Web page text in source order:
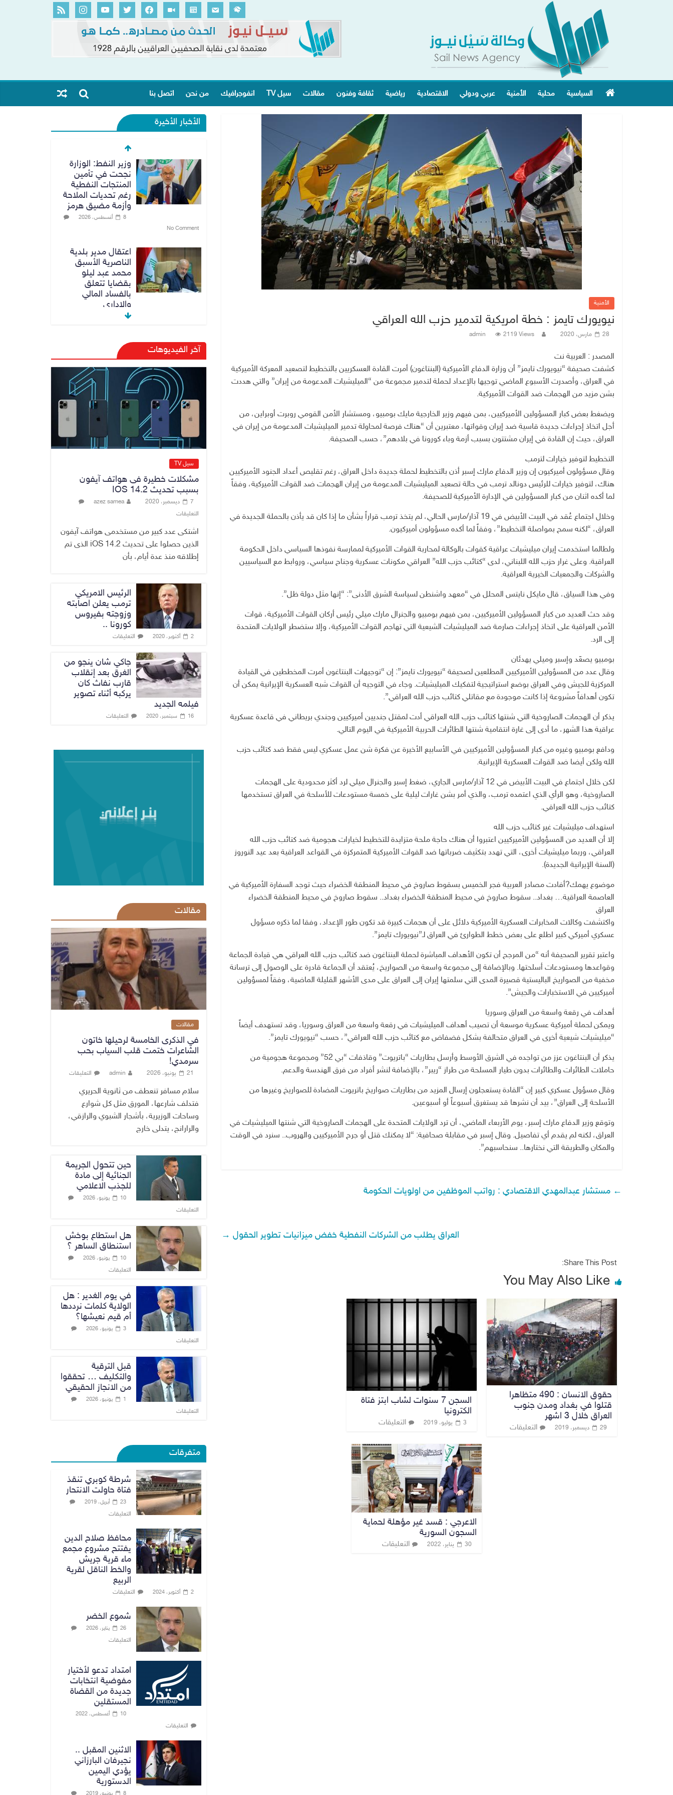
السياسية محلية الأمنية عربي ودولي الاقتصادية رياضية ثقافة وفنون مقالات سيل TV انفوجرافيك من نحن اتصل بنا
الأمنية
نيويورك تايمز : خطة امريكية لتدمير حزب الله العراقي
28 مارس، 2020 admin 2119 Views
المصدر : العربية نت
كشفت صحيفة “نيويورك تايمز” أن وزارة الدفاع الأميركية (البنتاغون) أمرت القادة العسكريين بالتخطيط لتصعيد المعركة الأميركية
في العراق، وأصدرت الأسبوع الماضي توجيها بالإعداد لحملة لتدمير مجموعة من “الميليشيات المدعومة من إيران” والتي هددت
بشن مزيد من الهجمات ضد القوات الأميركية.
ويضغط بعض كبار المسؤولين الأميركيين، بمن فيهم وزير الخارجية مايك بومبيو، ومستشار الأمن القومي روبرت أوبراين، من
أجل اتخاذ إجراءات جديدة قاسية ضد إيران وقواتها، معتبرين أن “هناك فرصة لمحاولة تدمير الميليشيات المدعومة من إيران في
العراق، حيث إن القادة في إيران مشتتون بسبب أزمة وباء كورونا في بلادهم”، حسب الصحيفة.
التخطيط لتوفير خيارات لترمب
وقال مسؤولون أميركيون إن وزير الدفاع مارك إسبر أذن بالتخطيط لحملة جديدة داخل العراق، رغم تقليص أعداد الجنود الأميركيين
هناك، لتوفير خيارات للرئيس دونالد ترمب في حالة تصعيد الميليشيات المدعومة من إيران الهجمات ضد القوات الأميركية، وفقاً
لما أكده اثنان من كبار المسؤولين في الإدارة الأميركية للصحيفة.
وخلال اجتماع عُقد في البيت الأبيض في 19 آذار/مارس الحالي، لم يتخذ ترمب قراراً بشأن ما إذا كان قد يأذن بالحملة الجديدة في
العراق، “لكنه سمح بمواصلة التخطيط”، وفقاً لما أكده مسؤولون أميركيون.
ولطالما استخدمت إيران ميليشيات عراقية كقوات بالوكالة لمحاربة القوات الأميركية لممارسة نفوذها السياسي داخل الحكومة
العراقية. وعلى غرار حزب الله اللبناني، لدى “كتائب حزب الله” العراقي مكونات عسكرية وجناح سياسي، وروابط مع السياسيين
والشركات والجمعيات الخيرية العراقية.
وفي هذا السياق، قال مايكل نايتس المحلل في “معهد واشنطن لسياسة الشرق الأدنى”: “إنها مثل دولة ظل”.
وقد حث العديد من كبار المسؤولين الأميركيين، بمن فيهم بومبيو والجنرال مارك ميلي رئيس أركان القوات الأميركية، قوات
الأمن العراقية على اتخاذ إجراءات صارمة ضد الميليشيات الشيعية التي تهاجم القوات الأميركية، وإلا ستضطر الولايات المتحدة
إلى الرد.
بومبيو يصعّد وإسبر وميلي يهدئان
وقال عدد من المسؤولين الأميركيين المطلعين لصحيفة “نيويورك تايمز”: إن “توجيهات البنتاغون أمرت المخططين في القيادة
المركزية للجيش وفي العراق بوضع استراتيجية لتفكيك الميليشيات. وجاء في التوجيه أن القوات شبه العسكرية الإيرانية يمكن أن
تكون أهدافاً مشروعة إذا كانت موجودة مع مقاتلي كتائب حزب الله العراقي”.
يذكر أن الهجمات الصاروخية التي شنتها كتائب حزب الله العراقي أدت لمقتل جنديين أميركيين وجندي بريطاني في قاعدة عسكرية
عراقية هذا الشهر، ما أدى إلى غارة انتقامية شنتها الطائرات الحربية الأميركية في اليوم التالي.
ودافع بومبيو وغيره من كبار المسؤولين الأميركيين في الأسابيع الأخيرة عن فكرة شن عمل عسكري ليس فقط ضد كتائب حزب
الله ولكن أيضا ضد القوات العسكرية الإيرانية.
لكن خلال اجتماع في البيت الأبيض في 12 آذار/مارس الجاري، ضغط إسبر والجنرال ميلي لرد أكثر محدودية على الهجمات
الصاروخية، وهو الرأي الذي اعتمده ترمب، والذي أمر بشن غارات ليلية على خمسة مستودعات للأسلحة في العراق تستخدمها
كتائب حزب الله العراقي.
استهداف ميليشيات غير كتائب حزب الله
إلا أن العديد من المسؤولين الأميركيين اعتبروا أن هناك حاجة ملحة متزايدة للتخطيط لخيارات هجومية ضد كتائب حزب الله
العراقي، وربما ميليشيات أخرى، التي تهدد بتكثيف ضرباتها ضد القوات الأميركية المتمركزة في القواعد العراقية بعد عيد النوروز
(السنة الإيرانية الجديدة).
موضوع يهمك?أفادت مصادر العربية فجر الخميس بسقوط صاروخ في محيط المنطقة الخضراء حيث توجد السفارة الأميركية في
العاصمة العراقية… بغداد.. سقوط صاروخ في محيط المنطقة الخضراء بغداد.. سقوط صاروخ في محيط المنطقة الخضراء
العراق
واكتشفت وكالات المخابرات العسكرية الأميركية دلائل على أن هجمات كبيرة قد تكون طور الإعداد، وفقا لما ذكره مسؤول
عسكري أميركي كبير اطلع على بعض خطط الطوارئ في العراق لـ”نيويورك تايمز”.
واعتبر تقرير الصحيفة أنه “من المرجح أن تكون الأهداف المباشرة لحملة البنتاغون ضد كتائب حزب الله العراقي هي قيادة الجماعة
وقواعدها ومستودعات أسلحتها. وبالإضافة إلى مجموعة واسعة من الصواريخ، يُعتقد أن الجماعة قادرة على الوصول إلى ترسانة
مخفية من الصواريخ الباليستية قصيرة المدى التي سلمتها إيران إلى العراق على مدى الأشهر القليلة الماضية، وفقاً لمسؤولين
أميركيين في الاستخبارات والجيش”.
أهداف في رقعة واسعة من العراق وسوريا
ويمكن لحملة أميركية عسكرية موسعة أن تصيب أهداف الميليشيات في رقعة واسعة من العراق وسوريا، وقد تستهدف أيضاً
“ميليشيات شيعية أخرى في العراق متحالفة بشكل فضفاض مع كتائب حزب الله العراقي”، حسب “نيويورك تايمز”.
يذكر أن البنتاغون عزز من تواجده في الشرق الأوسط وأرسل بطاريات “باتريوت” وقاذفات “بي 52” ومجموعة هجومية من
حاملات الطائرات والطائرات بدون طيار المسلحة من طراز “ريبر”، بالإضافة لنشر أفراد من فرق الهندسة والدعم.
وقال مسؤول عسكري كبير إن “القادة يستعجلون إرسال المزيد من بطاريات صواريخ باتريوت المضادة للصواريخ وغيرها من
الأسلحة إلى العراق”، بيد أن نشرها قد يستغرق أسبوعاً أو أسبوعين.
وتوقع وزير الدفاع مارك إسبر، يوم الأربعاء الماضي، أن ترد الولايات المتحدة على الهجمات الصاروخية التي شنتها الميليشيات في
العراق، لكنه لم يقدم أي تفاصيل. وقال إسبر في مقابلة صحافية: “لا يمكنك قتل أو جرح الأميركيين والهروب.. سنرد في الوقت
والمكان والطريقة التي نختارها.. سنحاسبهم”.
← مستشار عبدالمهدي الاقتصادي : رواتب الموظفين من اولويات الحكومة
العراق يطلب من الشركات النفطية خفض ميزانيات تطوير الحقول →
Share This Post:
You May Also Like
حقوق الانسان : 490 متظاهرا
قتلوا في بغداد ومدن جنوب
العراق خلال 3 اشهر
29 ديسمبر، 2019 التعليقات
السجن 7 سنوات لشاب ابتز فتاة
الكترونيا
3 يوليو، 2019 التعليقات
الاعرجي : قسد غير مؤهلة لحماية
السجون السورية
30 يناير، 2022 التعليقات
الأخبار الأخيرة
وزير النفط: الوزارة
نجحت في تأمين
المنتجات النفطية
رغم تحديات الملاحة
وأزمة مضيق هرمز
8 أغسطس، 2026
No Comment
اعتقال مدير بلدية
الناصرية الأسبق
محمد عبد ليلو
بقضايا تتعلق
بالفساد المالي
والاداري
No Comment
النزاهة تنفي مداهمة
منزل شقيق رئيس
وزراء سابق في
الكاظمية
8 أغسطس، 2026
No Comment
رئيس حكومة إقليم
بارزاني ينفي ما يشاع
عن وجود عسكري
8 أغسطس، 2026 No Comment
الدخيل يتابع ميدانياً
الاستراتيجية
بالموصل ويشدد
على ضرورة إنجازها
آخر الفيديوهات
سيل TV
مشكلات خطيرة فى هواتف آيفون
بسبب تحديث IOS 14.2
7 ديسمبر، 2020
azez samea
التعليقات
اشتكى عدد كبير من مستخدمى هواتف آيفون
الذين حصلوا على تحديث iOS 14.2 الذى تم
إطلاقه منذ عدة أيام، بأن
الرئيس الامريكي
ترمب يعلن اصابته
وزوجته بفيروس
كورونا ..
2 أكتوبر، 2020 التعليقات
جاكي شان ينجو من
الغرق بعد إنقلاب
قارب نفاث كان
يركبه أثناء تصوير
فيلمه الجديد
16 سبتمبر، 2020 التعليقات
مقالات
مقالات
في الذكرى الخامسة لرحيلها خاتون
الشاعرات ختمت قلب السياب بحب
سرمدي!
21 يونيو، 2026 admin التعليقات
سلام مسافر تنعطف من ثانوية الحريري
فتدلف شارعها، المورق مثل كل شوارع
وساحات الوزيرية، بأشجار الشبوي والرازقي،
والرارانج، يتدلى خارج
حين تتحول الجريمة
الجنائية إلى مادة
للجذب الاعلامي
10 يونيو، 2026
التعليقات
هل استطاع بوخش
استنطاق الساهر ؟
10 يونيو، 2026
التعليقات
في يوم الغدير : هل
الولاية كلمات نرددها
أم قيم نعيشها؟
3 يونيو، 2026
التعليقات
قبل الترقية
والتكليف … تحققوا
من الانجاز الحقيقي
1 يونيو، 2026
التعليقات
متفرقات
شرطة كوبري تنقذ
فتاة حاولت الانتحار
23 أبريل، 2019
التعليقات
محافظ صلاح الدين
يفتتح مشروع مجمع
ماء قرية جريش
والخط الناقل لقرية
الربيع
2 أكتوبر، 2024 التعليقات
شموع الخضر
26 يناير، 2026
التعليقات
امتداد تدعو لأختيار
مفوضية انتخابات
جديدة من القضاة
المستقلين
10 أغسطس، 2022
التعليقات
الاثنين المقبل ..
نجيرفان البارزاني
يؤدي اليمين
الدستورية
8 يونيو، 2019